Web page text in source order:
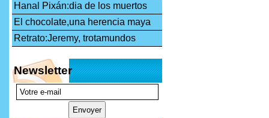
Hanal Pixán:dia de los muertos
El chocolate,una herencia maya
Retrato:Jeremy, trotamundos
Newsletter